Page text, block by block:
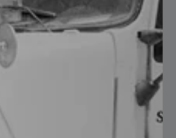
recocido, tiene una dureza
HB (~ 91 HRB), es un acero con
nuestra pieza, y posteriormente
tratamiento térmico (temple y
de elevar su dureza (~50